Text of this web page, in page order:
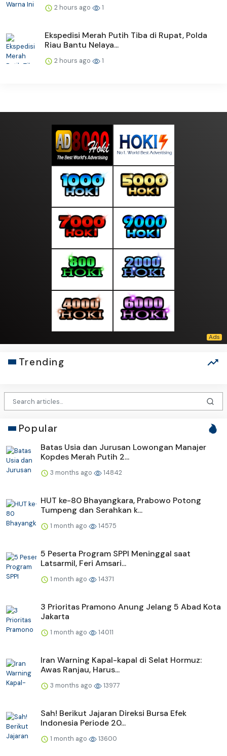
2 hours ago 1
Ekspedisi Merah Putih Tiba di Rupat, Polda
Riau Bantu Nelaya...
2 hours ago 1
Trending
Popular
Batas Usia dan Jurusan Lowongan Manajer
Kopdes Merah Putih 2...
3 months ago 14842
HUT ke-80 Bhayangkara, Prabowo Potong
Tumpeng dan Serahkan k...
1 month ago 14575
5 Peserta Program SPPI Meninggal saat
Latsarmil, Feri Amsari...
1 month ago 14371
3 Prioritas Pramono Anung Jelang 5 Abad Kota
Jakarta
1 month ago 14011
Iran Warning Kapal-kapal di Selat Hormuz:
Awas Ranjau, Harus...
3 months ago 13977
Sah! Berikut Jajaran Direksi Bursa Efek
Indonesia Periode 20...
1 month ago 13600